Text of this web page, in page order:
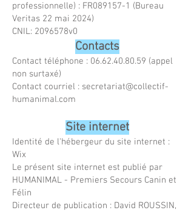
professionnelle) : FR089157-1 (Bureau
Veritas 22 mai 2024)
CNIL: 2096578v0
Contacts
Contact téléphone : 06.62.40.80.59 (appel
non surtaxé)
Contact courriel : secretariat@collectif-
humanimal.com
Site internet
Identité de l'hébergeur du site internet :
Wix
Le présent site internet est publié par
HUMANIMAL - Premiers Secours Canin et
Félin
Directeur de publication : David ROUSSIN,